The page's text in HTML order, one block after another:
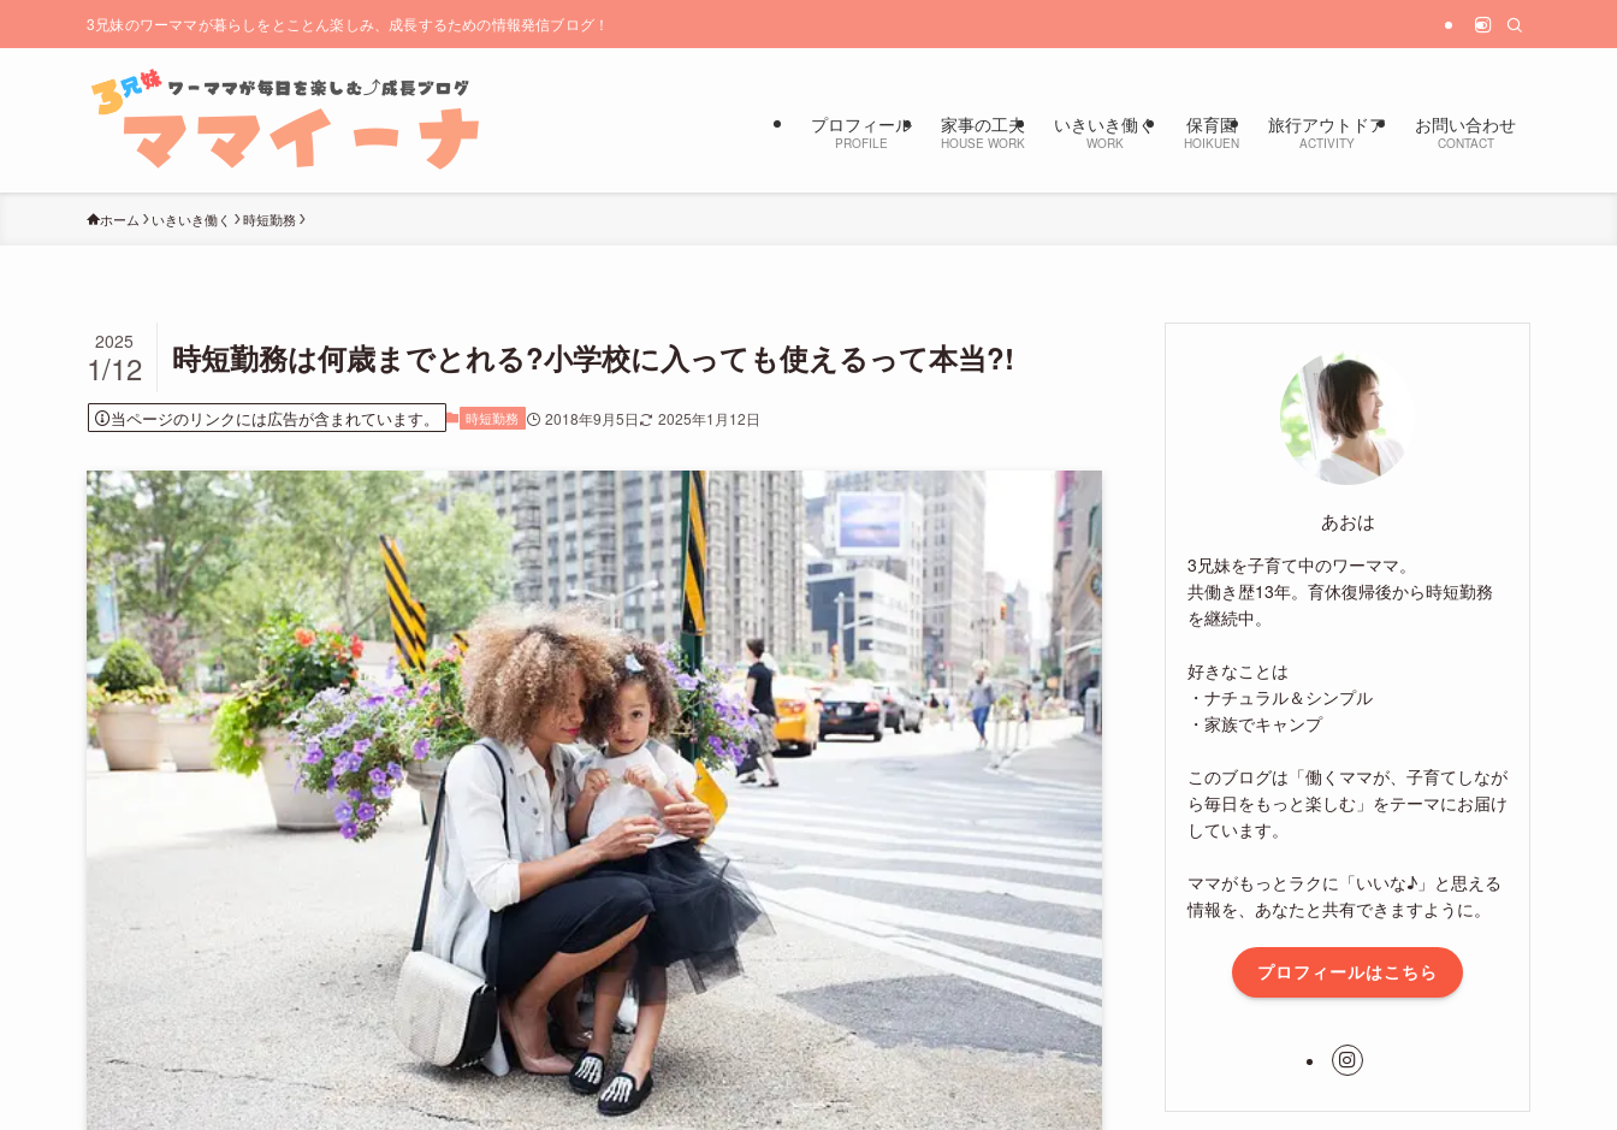
3兄妹のワーママが暮らしをとことん楽しみ、成長するための情報発信ブログ！
プロフィール
PROFILE
家事の工夫
HOUSE WORK
いきいき働く
WORK
保育園
HOIKUEN
旅行アウトドア
ACTIVITY
お問い合わせ
CONTACT
ホーム いきいき働く 時短勤務
時短勤務は何歳までとれる?小学校に入っても使えるって本当?!
2025
1/12
当ページのリンクには広告が含まれています。 時短勤務 2018年9月5日 2025年1月12日
あおは
3兄妹を子育て中のワーママ。
共働き歴13年。育休復帰後から時短勤務
を継続中。
好きなことは
・ナチュラル＆シンプル
・家族でキャンプ
このブログは「働くママが、子育てしなが
ら毎日をもっと楽しむ」をテーマにお届け
しています。
ママがもっとラクに「いいな♪」と思える
情報を、あなたと共有できますように。
プロフィールはこちら